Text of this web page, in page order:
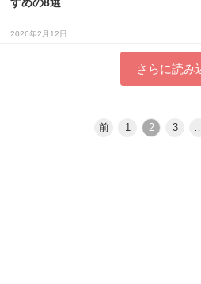
すめの8選
2026年2月12日
さらに読み
前 1 2 3